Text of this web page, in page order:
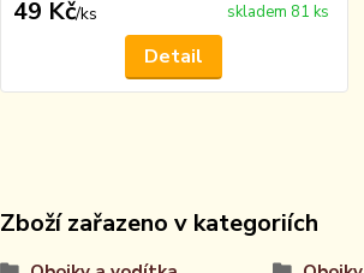
49 Kč/ks skladem 81 ks
Detail
Zboží zařazeno v kategoriích